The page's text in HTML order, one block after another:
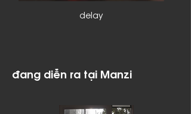
delay
đang diễn ra tại Manzi